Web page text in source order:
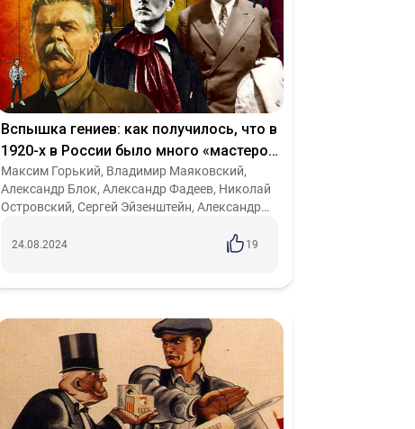
Вспышка гениев: как получилось, что в
1920-х в России было много «мастеров
культуры» и где они сегодня?
Максим Горький, Владимир Маяковский,
Александр Блок, Александр Фадеев, Николай
Островский, Сергей Эйзенштейн, Александр
подлинных гениев культуры, которые жили
24.08.2024 19